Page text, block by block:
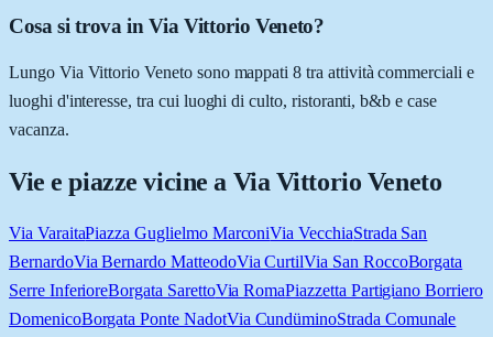
Cosa si trova in Via Vittorio Veneto?
Lungo Via Vittorio Veneto sono mappati 8 tra attività commerciali e
luoghi d'interesse, tra cui luoghi di culto, ristoranti, b&b e case
vacanza.
Vie e piazze vicine a Via Vittorio Veneto
Via VaraitaPiazza Guglielmo MarconiVia VecchiaStrada San
BernardoVia Bernardo MatteodoVia CurtilVia San RoccoBorgata
Serre InferioreBorgata SarettoVia RomaPiazzetta Partigiano Borriero
DomenicoBorgata Ponte NadotVia CundüminoStrada Comunale